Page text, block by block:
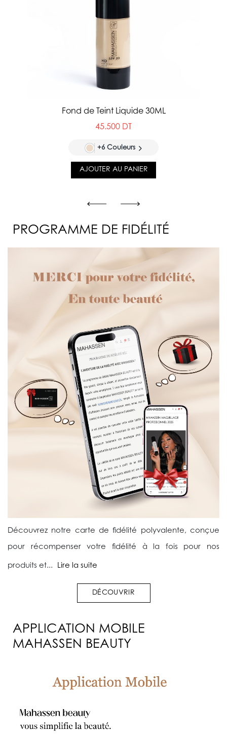
Fond de Teint Liquide 30ML
45.500 DT
+6 Couleurs
AJOUTER AU PANIER
PROGRAMME DE FIDÉLITÉ
Découvrez notre carte de fidélité polyvalente, conçue
pour récompenser votre fidélité à la fois pour nos
produits et... Lire la suite
DÉCOUVRIR
APPLICATION MOBILE
MAHASSEN BEAUTY